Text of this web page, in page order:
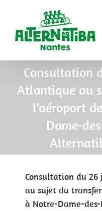
Consultation
Atlantique au
l’aéroport
Dame-
Consultation du
au sujet du
à Notre-Dame-